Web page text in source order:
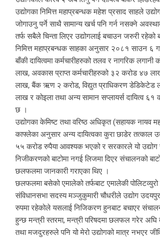
उद्योगका निमित्त महाप्रबन्धक महेश प्रसाद साहले
जोगाउनु पर्ने साथै सामान्य खर्च पनि गर्न नसक्ने
तर्फ सबैले चिन्ता लिएर उद्योगलाई बचाउन जरुरी रहेको
निमित्त महाप्रबन्धक साहका अनुसार २०८१ साउन ६
बाँकी दायित्वमा कर्मचारीहरुको तलव र नागरिक
लाख, अवकास प्राप्त कर्मचारीहरुको ३२ करोड ४७
लाख, बैंक ऋण २ करोड, विद्युत प्राधिकरण डेडिकेटेड
लाख र कोइला तथा अन्य सामान सप्लायर्स दायित्व
छ ।
उद्योगका केमिष्ट तथा वरिष्ठ अधिकृत (सहायक नायव
काफ्लेका अनुसार अन्य दायित्वका कुरा छाडेर तत्काल
५५ करोड रुपैया आवश्यक भएको र सरकारले यो उद्योग
निजीकरणको बाटोमा नगई लिजमा दिएर संचालनको
छलफलमा जानकारी गराएका थिए ।
छलफलमा बसेको एमालेको तर्फबाट एमालेकी
संविधानसभा सदस्य मञ्जुकुमारी चौधरीले उद्योग
रुपमा रहेकोले यसलाई निजिकरण हुनबाट बचाएर
हुन्छ मन्त्री स्तरमा, मन्त्री परिषदमा छलफल गरेर अघि
तथा मजदुरहरुले पनि यो मेरो उद्योगको मात्र नभएर